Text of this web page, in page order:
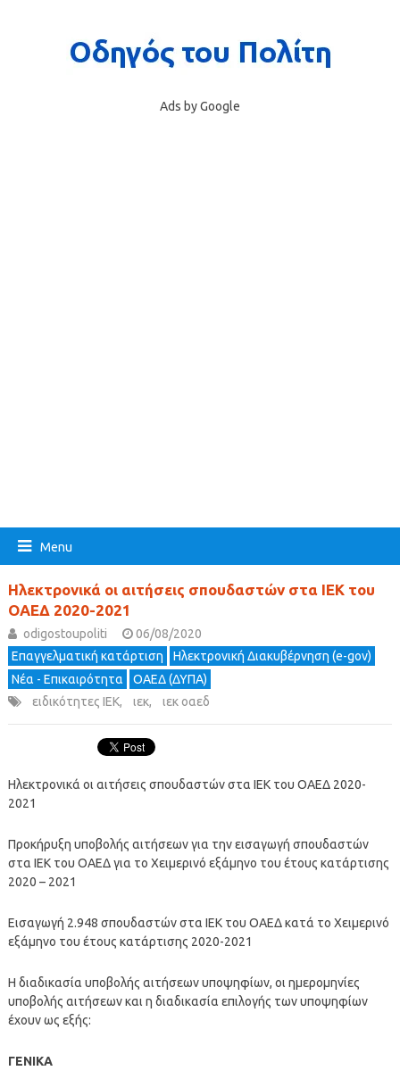
Ads by Google
Menu
Ηλεκτρονικά οι αιτήσεις σπουδαστών στα ΙΕΚ του
ΟΑΕΔ 2020-2021
odigostoupoliti
06/08/2020
Επαγγελματική κατάρτιση
Ηλεκτρονική Διακυβέρνηση (e-gov)
Νέα - Επικαιρότητα
ΟΑΕΔ (ΔΥΠΑ)
ειδικότητες ΙΕΚ, ιεκ, ιεκ οαεδ
Ηλεκτρονικά οι αιτήσεις σπουδαστών στα ΙΕΚ του ΟΑΕΔ 2020-
2021
Προκήρυξη υποβολής αιτήσεων για την εισαγωγή σπουδαστών
στα ΙΕΚ του ΟΑΕΔ για το Χειμερινό εξάμηνο του έτους κατάρτισης
2020 – 2021
Εισαγωγή 2.948 σπουδαστών στα ΙΕΚ του ΟΑΕΔ κατά το Χειμερινό
εξάμηνο του έτους κατάρτισης 2020-2021
Η διαδικασία υποβολής αιτήσεων υποψηφίων, οι ημερομηνίες
υποβολής αιτήσεων και η διαδικασία επιλογής των υποψηφίων
έχουν ως εξής:
ΓΕΝΙΚΑ